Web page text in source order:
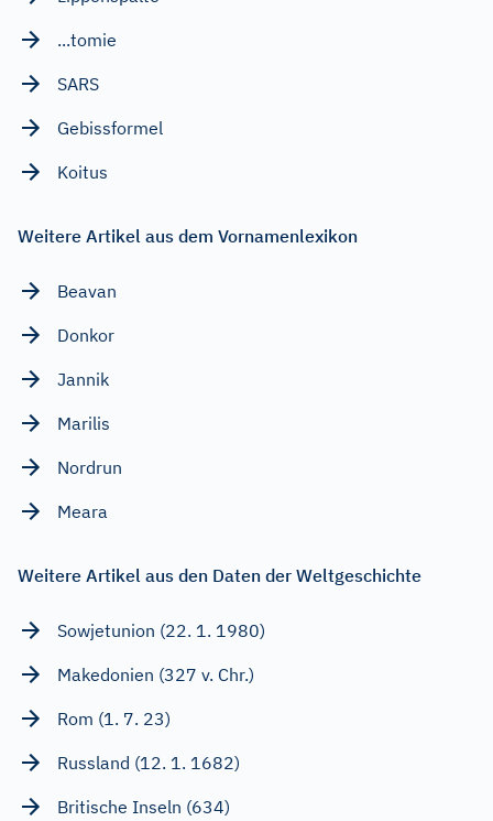
...tomie
SARS
Gebissformel
Koitus
Weitere Artikel aus dem Vornamenlexikon
Beavan
Donkor
Jannik
Marilis
Nordrun
Meara
Weitere Artikel aus den Daten der Weltgeschichte
Sowjetunion (22. 1. 1980)
Makedonien (327 v. Chr.)
Rom (1. 7. 23)
Russland (12. 1. 1682)
Britische Inseln (634)